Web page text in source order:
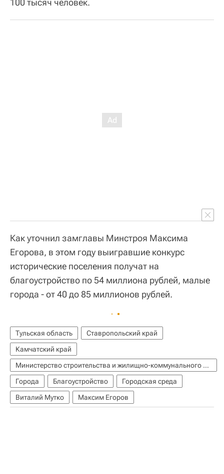
100 тысяч человек.
Как уточнил замглавы Минстроя Максима
Егорова, в этом году выигравшие конкурс
исторические поселения получат на
благоустройство по 54 миллиона рублей, малые
города - от 40 до 85 миллионов рублей.
Тульская область
Ставропольский край
Камчатский край
Министерство строительства и жилищно-коммунального хозяйства РФ (Минстрой России)
Города
Благоустройство
Городская среда
Виталий Мутко
Максим Егоров